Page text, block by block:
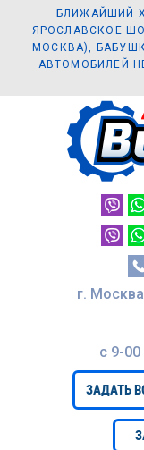
БЛИЖАЙШИЙ
ЯРОСЛАВСКОЕ
МОСКВА),
АВТОМОБИЛЕЙ
г.
с 9-
ЗАДАТЬ